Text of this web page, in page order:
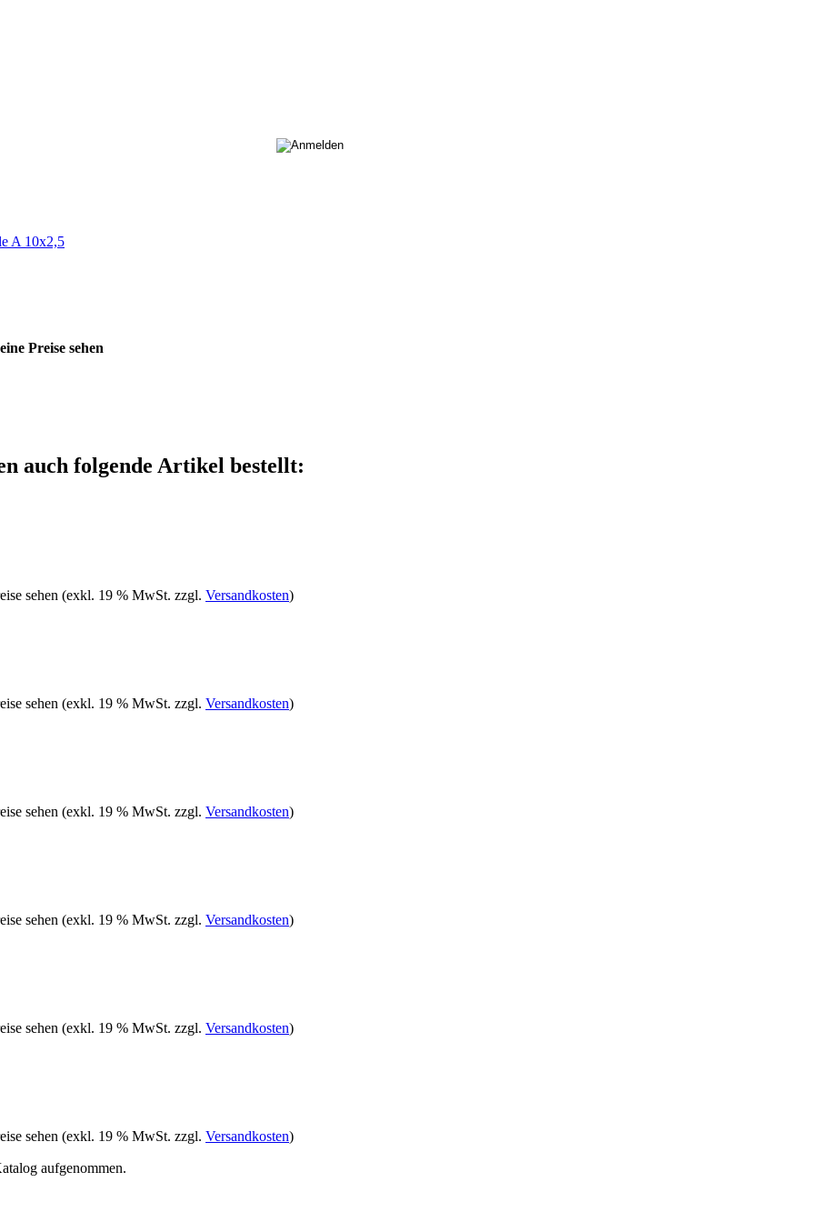
A 10x2,5
Preise sehen
auch folgende Artikel bestellt:
sehen (exkl. 19 % MwSt. zzgl. Versandkosten)
sehen (exkl. 19 % MwSt. zzgl. Versandkosten)
sehen (exkl. 19 % MwSt. zzgl. Versandkosten)
sehen (exkl. 19 % MwSt. zzgl. Versandkosten)
sehen (exkl. 19 % MwSt. zzgl. Versandkosten)
sehen (exkl. 19 % MwSt. zzgl. Versandkosten)
aufgenommen.